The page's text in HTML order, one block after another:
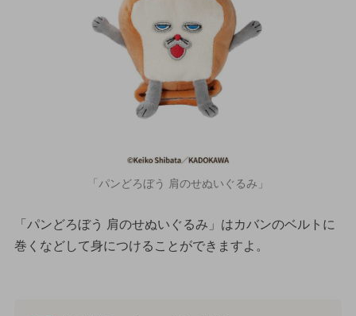
「パンどろぼう 肩のせぬいぐるみ」
「パンどろぼう 肩のせぬいぐるみ」はカバンのベルトに
巻くなどして身につけることができますよ。